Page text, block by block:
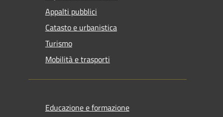
Appalti pubblici
Catasto e urbanistica
Turismo
Mobilità e trasporti
Educazione e formazione